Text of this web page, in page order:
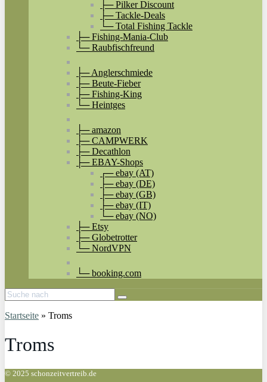
├─ Pilker Discount
├─ Tackle-Deals
└─ Total Fishing Tackle
├─ Fishing-Mania-Club
└─ Raubfischfreund
├─ Anglerschmiede
├─ Beute-Fieber
├─ Fishing-King
└─ Heintges
├─ amazon
├─ CAMPWERK
├─ Decathlon
├─ EBAY-Shops
┌─ ebay (AT)
├─ ebay (DE)
├─ ebay (GB)
├─ ebay (IT)
└─ ebay (NO)
├─ Etsy
├─ Globetrotter
└─ NordVPN
└─ booking.com
Startseite » Troms
Troms
© 2025 schonzeitvertreib.de